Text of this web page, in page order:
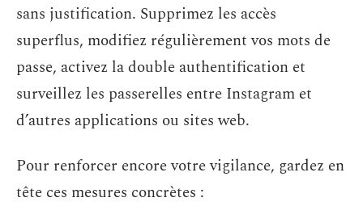
sans justification. Supprimez les accès
superflus, modifiez régulièrement vos mots de
passe, activez la double authentification et
surveillez les passerelles entre Instagram et
d’autres applications ou sites web.
Pour renforcer encore votre vigilance, gardez en
tête ces mesures concrètes :